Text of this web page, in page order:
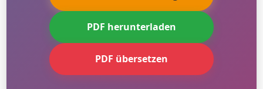
PDF herunterladen
PDF übersetzen